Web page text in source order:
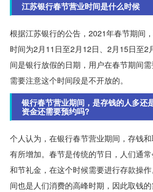
江苏银行春节营业时间是什么时候
根据江苏银行的公告，2021年春节期间
时间为2月11日至2月12日、2月15日至2
间是银行放假的日期，用户在春节期间
需要注意这个时间段是不开放的。
银行春节营业期间，是存钱的人多还
资金还需要预约吗?
个人认为，在银行春节营业期间，存钱
有所增加。春节是传统的节日，人们通
和节礼金，在这个时候需要进行存款操
间也是人们消费的高峰时期，因此取钱的